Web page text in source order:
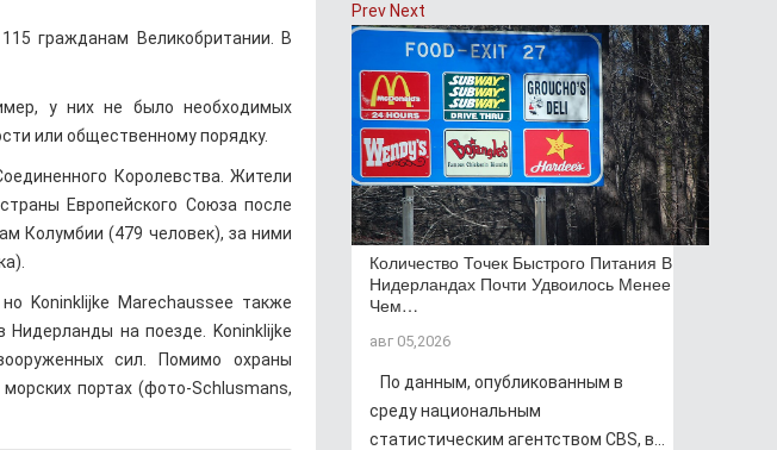
гражданам Великобритании. В
у них не было необходимых
или общественному порядку.
Королевства. Жители
Европейского Союза после
Колумбии (479 человек), за ними
Koninklijke Marechaussee также
на поезде. Koninklijke
сил. Помимо охраны
портах (фото-Schlusmans,
Prev Next
Количество Точек Быстрого Питания В
Нидерландах Почти Удвоилось Менее
Чем…
авг 05,2026
По данным, опубликованным в
среду национальным
статистическим агентством CBS, в...